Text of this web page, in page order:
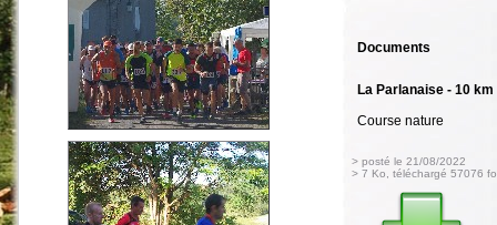
Documents
La Parlanaise - 10 km
Course nature
> posté le 21/08/2022
> 7 Ko, téléchargé 57076